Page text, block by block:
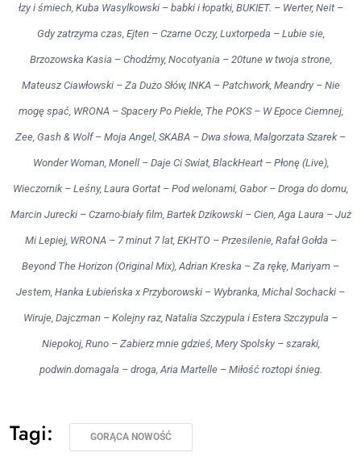
łzy i śmiech, Kuba Wasylkowski – babki i łopatki, BUKIET. – Werter, Neit –
Gdy zatrzyma czas, Ejten – Czarne Oczy, Luxtorpeda – Lubie sie,
Brzozowska Kasia – Chodźmy, Nocotyania – 20tune w twoja strone,
Mateusz Ciawłowski – Za Dużo Słów, INKA – Patchwork, Meandry – Nie
mogę spać, WRONA – Spacery Po Piekle, The POKS – W Epoce Ciemnej,
Zee, Gash & Wolf – Moja Angel, SKABA – Dwa słowa, Malgorzata Szarek –
Wonder Woman, Monell – Daje Ci Swiat, BlackHeart – Płonę (Live),
Wieczornik – Leśny, Laura Gortat – Pod welonami, Gabor – Droga do domu,
Marcin Jurecki – Czarno-biały film, Bartek Dzikowski – Cien, Aga Laura – Już
Mi Lepiej, WRONA – 7 minut 7 lat, EKHTO – Przesilenie, Rafał Gołda –
Beyond The Horizon (Original Mix), Adrian Kreska – Za rękę, Mariyam –
Jestem, Hanka Łubieńska x Przyborowski – Wybranka, Michal Sochacki –
Wiruje, Dajczman – Kolejny raz, Natalia Szczypula i Estera Szczypula –
Niepokoj, Runo – Zabierz mnie gdzieś, Mery Spolsky – szaraki,
podwin.domagala – droga, Aria Martelle – Miłość roztopi śnieg.
Tagi: GORĄCA NOWOŚĆ